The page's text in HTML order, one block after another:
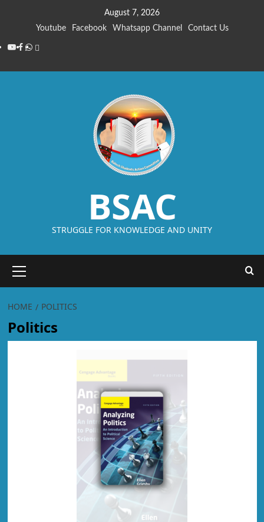
August 7, 2026
Youtube
Facebook Whatsapp Channel Contact Us
BSAC
STRUGGLE FOR KNOWLEDGE AND UNITY
HOME POLITICS
Politics